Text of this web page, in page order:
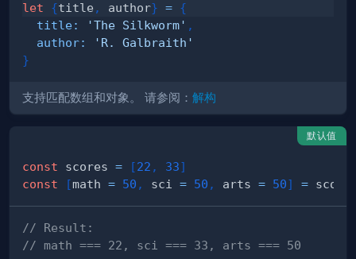
let {title , author} = {
title: 'The Silkworm' ,
author:
'R. Galbraith'
}
支持匹配数组和对象。 请参阅： 解构
默认值
const scores = [22 , 33]
const
[math = 50 , sci = 50 , arts = 50] =
// Result:
// math === 22, sci === 33, arts === 50